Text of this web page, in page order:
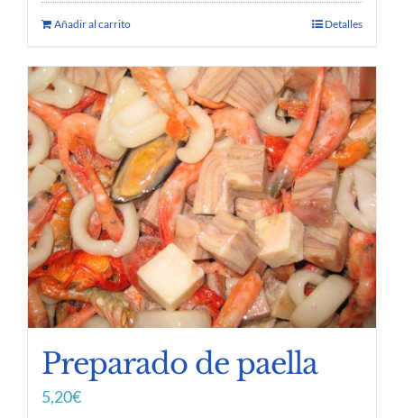
Añadir al carrito Detalles
Preparado de paella
5,20€